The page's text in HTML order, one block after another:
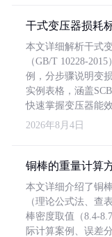
干式变压器损耗
本文详细解析干式
（GB/T 10228-
例，分步骤说明变
实例表格，涵盖
快速掌握变压器能
2026年8月4日
铜棒的重量计算
本文详细介绍了铜
（理论公式法、查
棒密度取值（8.4-
际计算案例、误差